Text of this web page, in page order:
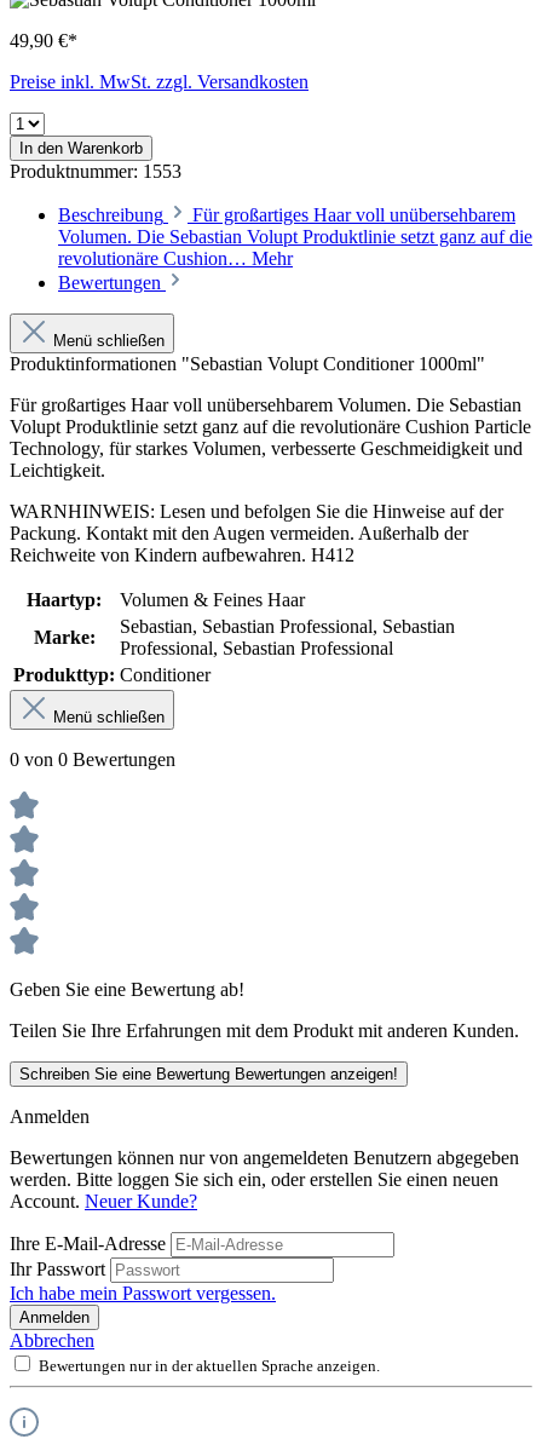
49,90 €*
Preise inkl. MwSt. zzgl. Versandkosten
In den Warenkorb
Produktnummer: 1553
Beschreibung
Für großartiges Haar voll unübersehbarem
Volumen. Die Sebastian Volupt Produktlinie setzt ganz auf die
revolutionäre Cushion… Mehr
Bewertungen
Menü schließen
Produktinformationen "Sebastian Volupt Conditioner 1000ml"
Für großartiges Haar voll unübersehbarem Volumen. Die Sebastian
Volupt Produktlinie setzt ganz auf die revolutionäre Cushion Particle
Technology, für starkes Volumen, verbesserte Geschmeidigkeit und
Leichtigkeit.
WARNHINWEIS: Lesen und befolgen Sie die Hinweise auf der
Packung. Kontakt mit den Augen vermeiden. Außerhalb der
Reichweite von Kindern aufbewahren. H412
Haartyp:
Volumen & Feines Haar
Marke:
Sebastian, Sebastian Professional, Sebastian
Professional, Sebastian Professional
Produkttyp: Conditioner
Menü schließen
0 von 0 Bewertungen
Geben Sie eine Bewertung ab!
Teilen Sie Ihre Erfahrungen mit dem Produkt mit anderen Kunden.
Schreiben Sie eine Bewertung Bewertungen anzeigen!
Anmelden
Bewertungen können nur von angemeldeten Benutzern abgegeben
werden. Bitte loggen Sie sich ein, oder erstellen Sie einen neuen
Account. Neuer Kunde?
Ihre E-Mail-Adresse
Ihr Passwort
Ich habe mein Passwort vergessen.
Anmelden
Abbrechen
Bewertungen nur in der aktuellen Sprache anzeigen.